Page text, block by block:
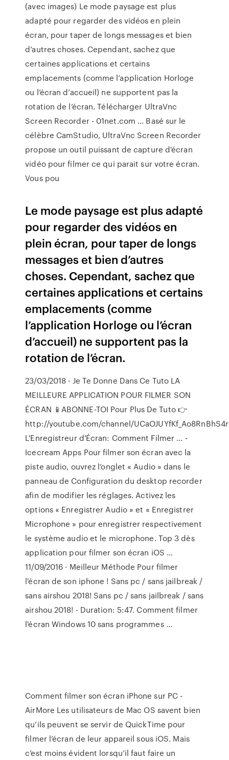
(avec images) Le mode paysage est plus
adapté pour regarder des vidéos en plein
écran, pour taper de longs messages et bien
d’autres choses. Cependant, sachez que
certaines applications et certains
emplacements (comme l’application Horloge
ou l’écran d’accueil) ne supportent pas la
rotation de l’écran. Télécharger UltraVnc
Screen Recorder - 01net.com ... Basé sur le
célèbre CamStudio, UltraVnc Screen Recorder
propose un outil puissant de capture d'écran
vidéo pour filmer ce qui parait sur votre écran.
Vous pou
Le mode paysage est plus adapté
pour regarder des vidéos en
plein écran, pour taper de longs
messages et bien d’autres
choses. Cependant, sachez que
certaines applications et certains
emplacements (comme
l’application Horloge ou l’écran
d’accueil) ne supportent pas la
rotation de l’écran.
23/03/2018 · Je Te Donne Dans Ce Tuto LA
MEILLEURE APPLICATION POUR FILMER SON
ÉCRAN 📱ABONNE-TOI Pour Plus De Tuto 👉
http://youtube.com/channel/
L'Enregistreur d'Écran: Comment Filmer ... -
Icecream Apps Pour filmer son écran avec la
piste audio, ouvrez l’onglet « Audio » dans le
panneau de Configuration du desktop recorder
afin de modifier les réglages. Activez les
options « Enregistrer Audio » et « Enregistrer
Microphone » pour enregistrer respectivement
le système audio et le microphone. Top 3 dès
application pour filmer son écran iOS …
11/09/2016 · Meilleur Méthode Pour filmer
l'écran de son iphone ! Sans pc / sans jailbreak /
sans airshou 2018! Sans pc / sans jailbreak / sans
airshou 2018! - Duration: 5:47. Comment filmer
l'écran Windows 10 sans programmes ...
Comment filmer son écran iPhone sur PC -
AirMore Les utilisateurs de Mac OS savent bien
qu’ils peuvent se servir de QuickTime pour
filmer l’écran de leur appareil sous iOS. Mais
c’est moins évident lorsqu’il faut faire un